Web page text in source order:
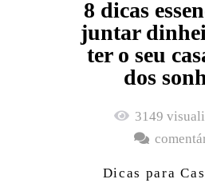
Dicas para
8 dicas
juntar
ter o seu
dos
3149